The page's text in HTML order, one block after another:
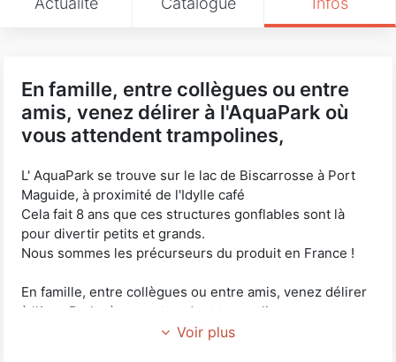
En famille, entre collègues ou entre
amis, venez délirer à l'AquaPark où
vous attendent trampolines,
L' AquaPark se trouve sur le lac de Biscarrosse à Port
Maguide, à proximité de l'Idylle café
Cela fait 8 ans que ces structures gonflables sont là
pour divertir petits et grands.
Nous sommes les précurseurs du produit en France !
En famille, entre collègues ou entre amis, venez délirer
à l'AquaPark où vous attendent trampolines,
balançoires, toboggan géant, mur d'escalade, parcours
Voir plus